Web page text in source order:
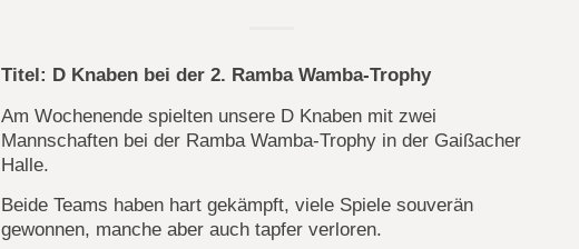
Titel: D Knaben bei der 2. Ramba Wamba-Trophy
Am Wochenende spielten unsere D Knaben mit zwei
Mannschaften bei der Ramba Wamba-Trophy in der Gaißacher
Halle.
Beide Teams haben hart gekämpft, viele Spiele souverän
gewonnen, manche aber auch tapfer verloren.